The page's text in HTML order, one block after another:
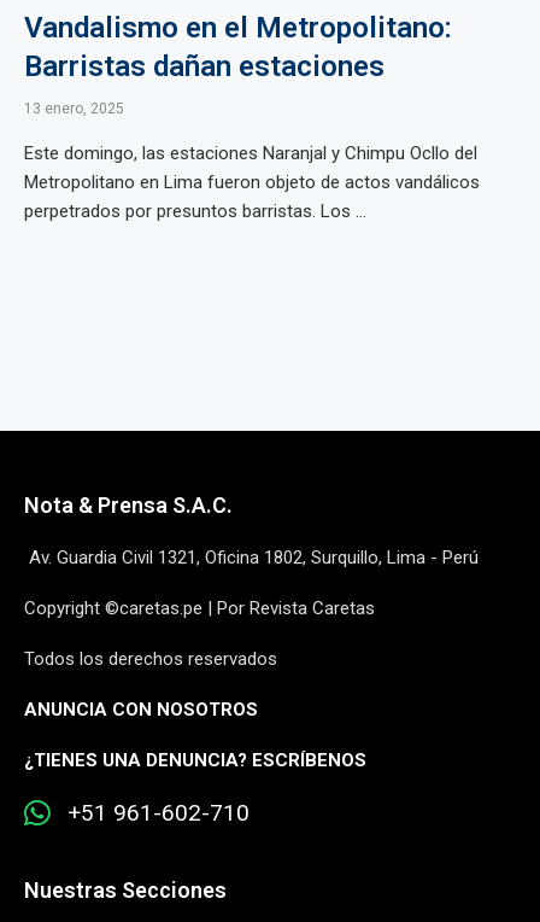
Vandalismo en el Metropolitano:
Barristas dañan estaciones
13 enero, 2025
Este domingo, las estaciones Naranjal y Chimpu Ocllo del
Metropolitano en Lima fueron objeto de actos vandálicos
perpetrados por presuntos barristas. Los ...
Nota & Prensa S.A.C.
Av. Guardia Civil 1321, Oficina 1802, Surquillo, Lima - Perú
Copyright ©caretas.pe | Por Revista Caretas
Todos los derechos reservados
ANUNCIA CON NOSOTROS
¿TIENES UNA DENUNCIA? ESCRÍBENOS
+51 961-602-710
Nuestras Secciones